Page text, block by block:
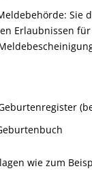
Sie
Erlaubnissen
wie zum